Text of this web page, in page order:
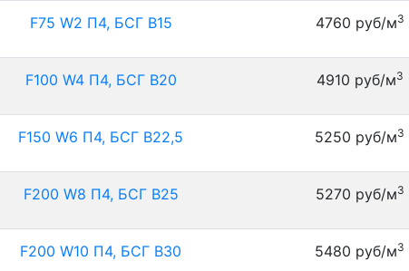
F75 W2 П4, БСГ В15 4760 руб/м3
F100 W4 П4, БСГ В20 4910 руб/м3
F150 W6 П4, БСГ В22,5 5250 руб/м3
F200 W8 П4, БСГ В25 5270 руб/м3
F200 W10 П4, БСГ В30 5480 руб/м3